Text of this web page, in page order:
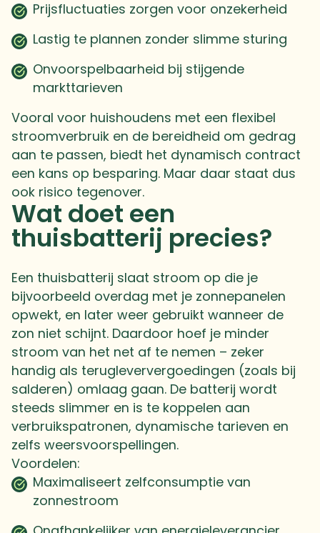
Prijsfluctuaties zorgen voor onzekerheid
Lastig te plannen zonder slimme sturing
Onvoorspelbaarheid bij stijgende
markttarieven
Vooral voor huishoudens met een flexibel
stroomverbruik en de bereidheid om gedrag
aan te passen, biedt het dynamisch contract
een kans op besparing. Maar daar staat dus
ook risico tegenover.
Wat doet een
thuisbatterij precies?
Een thuisbatterij slaat stroom op die je
bijvoorbeeld overdag met je zonnepanelen
opwekt, en later weer gebruikt wanneer de
zon niet schijnt. Daardoor hoef je minder
stroom van het net af te nemen – zeker
handig als terugleververgoedingen (zoals bij
salderen) omlaag gaan. De batterij wordt
steeds slimmer en is te koppelen aan
verbruikspatronen, dynamische tarieven en
zelfs weersvoorspellingen.
Voordelen:
Maximaliseert zelfconsumptie van
zonnestroom